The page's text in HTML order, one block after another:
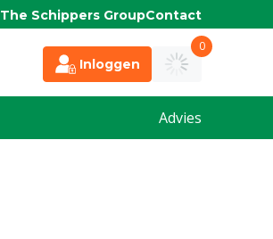
The Schippers GroupContact
Inloggen
0
Advies